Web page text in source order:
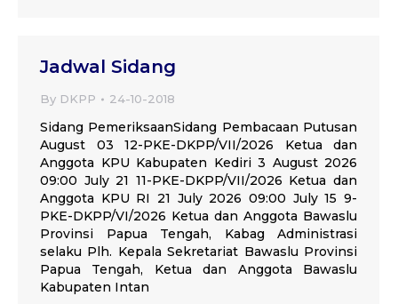
Jadwal Sidang
By DKPP 24-10-2018
Sidang PemeriksaanSidang Pembacaan Putusan
August 03 12-PKE-DKPP/VII/2026 Ketua dan
Anggota KPU Kabupaten Kediri 3 August 2026
09:00 July 21 11-PKE-DKPP/VII/2026 Ketua dan
Anggota KPU RI 21 July 2026 09:00 July 15 9-
PKE-DKPP/VI/2026 Ketua dan Anggota Bawaslu
Provinsi Papua Tengah, Kabag Administrasi
selaku Plh. Kepala Sekretariat Bawaslu Provinsi
Papua Tengah, Ketua dan Anggota Bawaslu
Kabupaten Intan